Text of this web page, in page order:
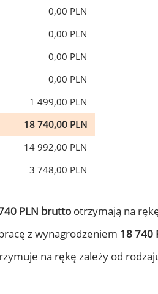
0,00 PLN
0,00 PLN
0,00 PLN
0,00 PLN
1 499,00 PLN
18 740,00 PLN
14 992,00 PLN
3 748,00 PLN
PLN brutto otrzymają na
z wynagrodzeniem 18 740
na rękę zależy od